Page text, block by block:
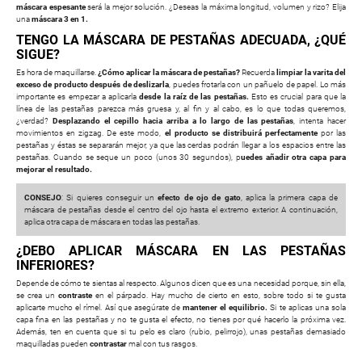
máscara espesanteserá la mejor solución. ¿Deseas la máxima longitud, volumen y rizo? Elija
unamáscara 3 en 1.
TENGO LA MÁSCARA DE PESTAÑAS ADECUADA, ¿QUÉ
SIGUE?
Es hora de maquillarse. ¿Cómo aplicar la máscara de pestañas?Recuerda limpiar la varita del
exceso de producto después de deslizarla , puedes frotarla con un pañuelo de papel. Lo más
importante es empezar a aplicarladesde la raíz de las pestañas. Esto es crucial para que la
línea de las pestañas parezca más gruesa y, al fin y al cabo, es lo que todas queremos,
¿verdad? Desplazando el cepillo hacia arriba a lo largo de las pestañas , intenta hacer
movimientos en zigzag. De este modo,
el producto se distribuirá perfectamentepor las
pestañas y éstas se separarán mejor, ya que las cerdas podrán llegar a los espacios entre las
pestañas. Cuando se seque un poco (unos 30 segundos), puedes añadir otra capa para
mejorar el resultado.
CONSEJO: Si quieres conseguir unefecto de ojo de gato, aplica la primera capa de
máscara de pestañas desde el centro del ojo hasta el extremo exterior. A continuación,
aplica otra capa de máscara en todas las pestañas.
¿DEBO APLICAR MÁSCARA EN LAS PESTAÑAS
INFERIORES?
Depende de cómo te sientas al respecto. Algunos dicen que es una necesidad porque, sin ella,
se crea un contrasteen el párpado. Hay mucho de cierto en esto, sobre todo si te gusta
aplicarte mucho el rímel. Así que asegúrate demantener el equilibrio. Si te aplicas una sola
capa fina en las pestañas y no te gusta el efecto, no tienes por qué hacerlo la próxima vez.
Además, ten en cuenta que si tu pelo es claro (rubio, pelirrojo), unas pestañas demasiado
maquilladas pueden contrastarmal con tus rasgos.